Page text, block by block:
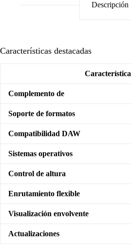
Descripción
Características destacadas
Característica
Complemento de
Soporte de formatos
Compatibilidad DAW
Sistemas operativos
Control de altura
Enrutamiento flexible
Visualización envolvente
Actualizaciones